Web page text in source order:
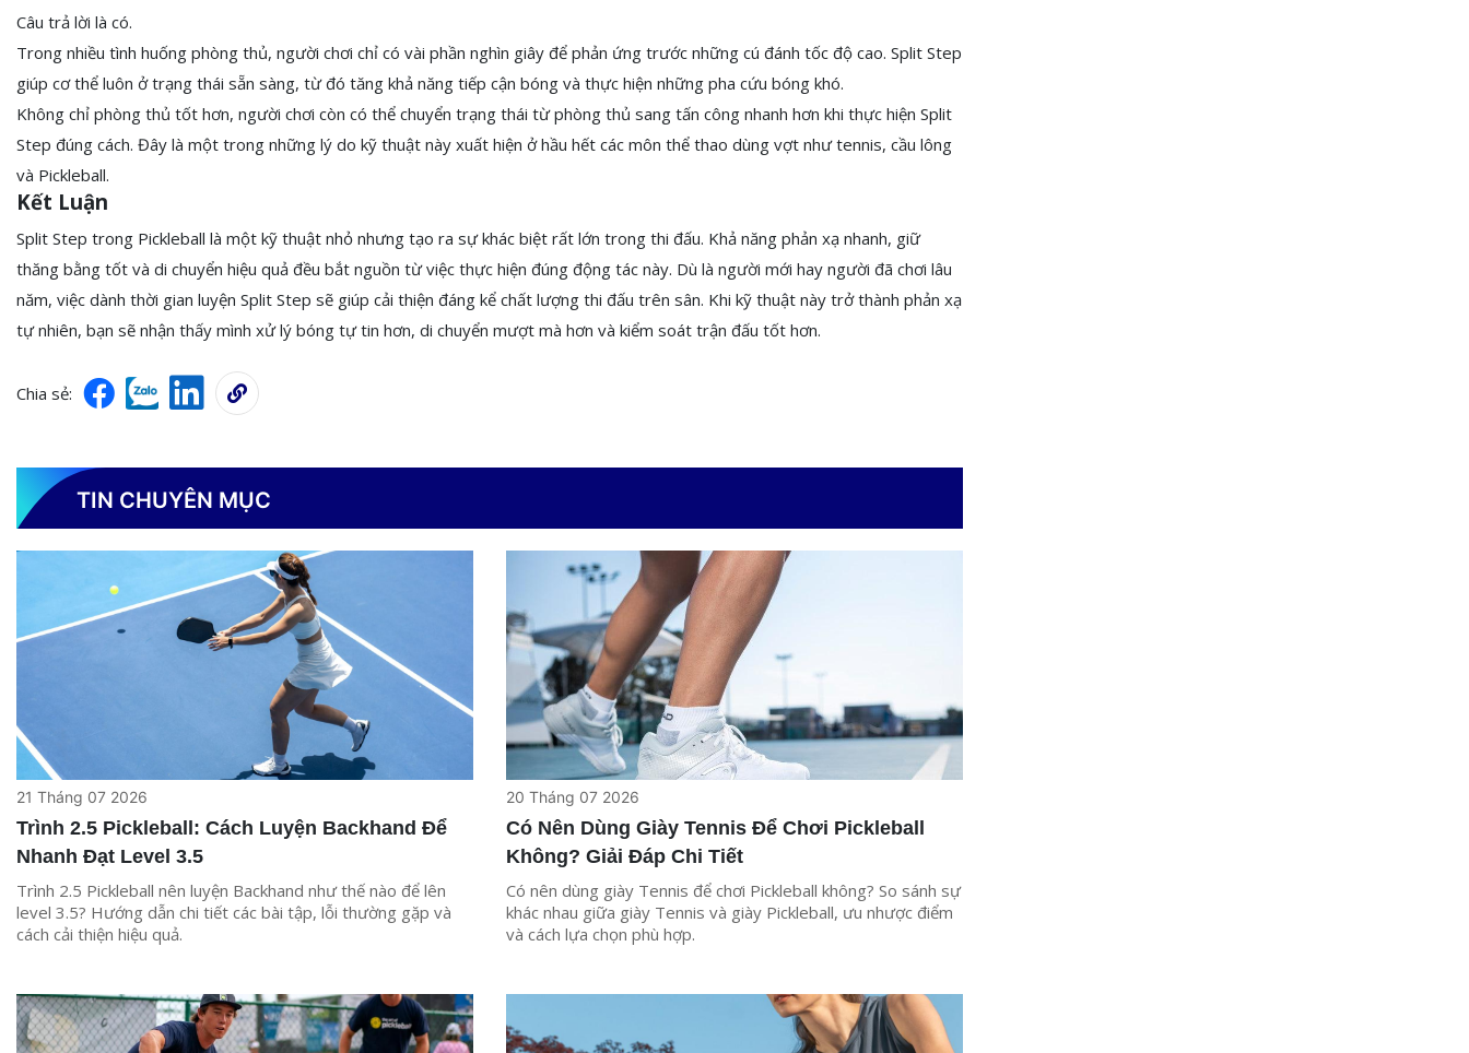
Câu trả lời là có.
Trong nhiều tình huống phòng thủ, người chơi chỉ có vài phần nghìn giây để phản ứng trước những cú đánh tốc độ cao. Split Step
giúp cơ thể luôn ở trạng thái sẵn sàng, từ đó tăng khả năng tiếp cận bóng và thực hiện những pha cứu bóng khó.
Không chỉ phòng thủ tốt hơn, người chơi còn có thể chuyển trạng thái từ phòng thủ sang tấn công nhanh hơn khi thực hiện Split
Step đúng cách. Đây là một trong những lý do kỹ thuật này xuất hiện ở hầu hết các môn thể thao dùng vợt như tennis, cầu lông
và Pickleball.
Kết Luận
Split Step trong Pickleball là một kỹ thuật nhỏ nhưng tạo ra sự khác biệt rất lớn trong thi đấu. Khả năng phản xạ nhanh, giữ
thăng bằng tốt và di chuyển hiệu quả đều bắt nguồn từ việc thực hiện đúng động tác này. Dù là người mới hay người đã chơi lâu
năm, việc dành thời gian luyện Split Step sẽ giúp cải thiện đáng kể chất lượng thi đấu trên sân. Khi kỹ thuật này trở thành phản xạ
tự nhiên, bạn sẽ nhận thấy mình xử lý bóng tự tin hơn, di chuyển mượt mà hơn và kiểm soát trận đấu tốt hơn.
Chia sẻ:
TIN CHUYÊN MỤC
21 Tháng 07 2026
Trình 2.5 Pickleball: Cách Luyện Backhand Để
Nhanh Đạt Level 3.5
Trình 2.5 Pickleball nên luyện Backhand như thế nào để lên
level 3.5? Hướng dẫn chi tiết các bài tập, lỗi thường gặp và
cách cải thiện hiệu quả.
20 Tháng 07 2026
Có Nên Dùng Giày Tennis Để Chơi Pickleball
Không? Giải Đáp Chi Tiết
Có nên dùng giày Tennis để chơi Pickleball không? So sánh sự
khác nhau giữa giày Tennis và giày Pickleball, ưu nhược điểm
và cách lựa chọn phù hợp.